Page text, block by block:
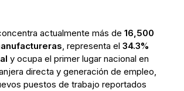
actualmente más de16,500
, representa el34.3%
y ocupa el primer lugar nacional en
directa y generación de empleo,
puestos de trabajo reportados